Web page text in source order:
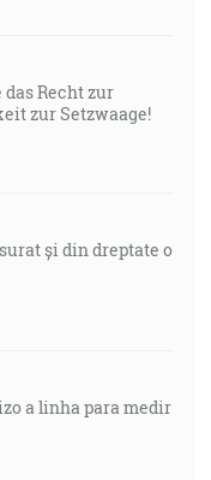
das Recht zur
zur Setzwaage!
și din dreptate o
a linha para medir